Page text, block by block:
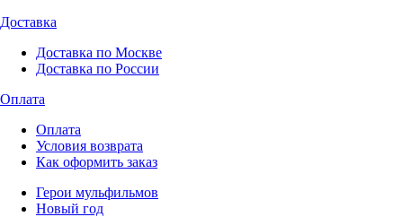
Доставка
Доставка по Москве
Доставка по России
Оплата
Оплата
Условия возврата
Как оформить заказ
Герои мульфильмов
Новый год